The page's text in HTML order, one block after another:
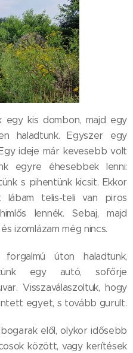
kis dombon, majd egy
haladtunk. Egyszer egy
ideje már kevesebb volt
egyre éhesebbek lenni:
s pihentünk kicsit. Ekkor
telis-teli van piros
lennék. Sebaj, majd
izomlázam még nincs.
forgalmú úton haladtunk,
egy autó, sofőrje
Visszaválaszoltuk, hogy
egyet, s tovább gurult.
elől, olykor idősebb
között, vagy kerítések